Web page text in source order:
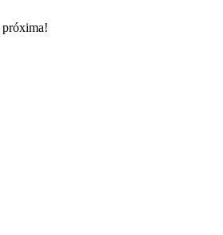
próxima!